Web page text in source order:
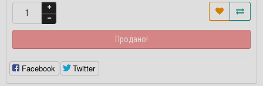
Продано!
Facebook Twitter